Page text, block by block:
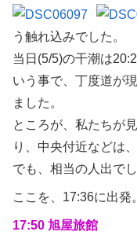
う触れ込みでした。
当日(5/5)の干潮は
いう事で、丁度道が
ました。
ところが、私たちが
り、中央付近などは
でも、相当の人出でし
ここを、17:36に出発。
17:50 旭屋旅館